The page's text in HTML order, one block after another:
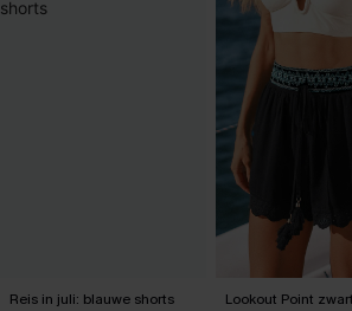
Reis in juli: blauwe shorts Lookout Point